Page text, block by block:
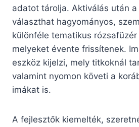
adatot tárolja. Aktiválás után
választhat hagyományos,
különféle tematikus
melyeket évente frissítenek.
eszköz kijelzi, mely titkoknál
valamint nyomon követi a
imákat is.
A fejlesztők kiemelték,